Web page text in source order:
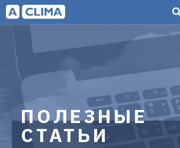
Aclima –
дистрибьютор
ПОЛЕЗНЫЕ
СТАТЬИ